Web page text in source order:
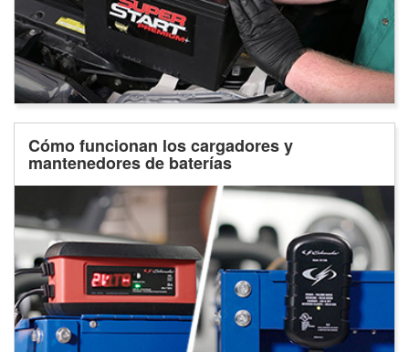
Cómo funcionan los cargadores y
mantenedores de baterías